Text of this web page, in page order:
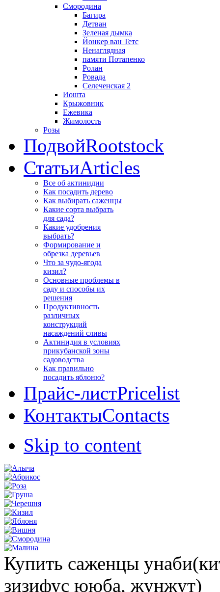
Смородина
Багира
Детван
Зеленая дымка
Йонкер ван Тетс
Ненаглядная
памяти Потапенко
Ролан
Ровада
Селеченская 2
Иошта
Крыжовник
Ежевика
Жимолость
Розы
ПодвойRootstock
СтатьиArticles
Все об актинидии
Как посадить дерево
Как выбирать саженцы
Какие сорта выбрать
для сада?
Какие удобрения
выбрать?
Формирование и
обрезка деревьев
Что за чудо-ягода
кизил?
Основные проблемы в
саду и способы их
решения
Продуктивность
различных
конструкций
насаждений сливы
Актинидия в условиях
прикубанской зоны
садоводства
Как правильно
посадить яблоню?
Прайс-листPricelist
КонтактыContacts
Skip to content
Купить саженцы
зизифус ююба, жунжут)